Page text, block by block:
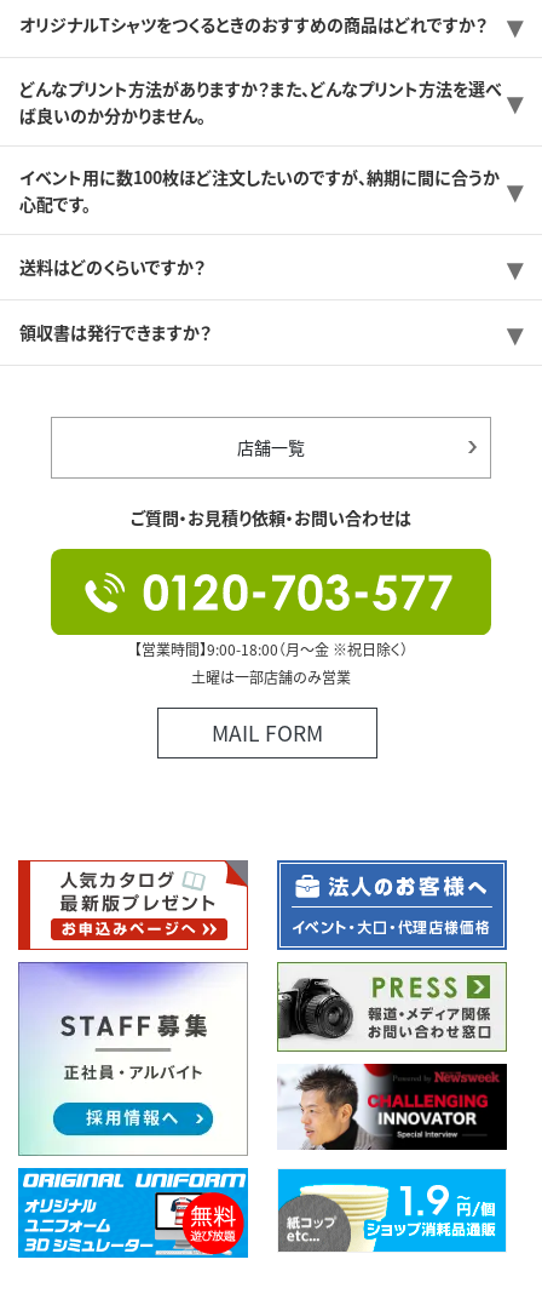
オリジナルTシャツをつくるときのおすすめの商品はどれですか？
どんなプリント方法がありますか？また、どんなプリント方法を選べ
ば良いのか分かりません。
イベント用に数100枚ほど注文したいのですが、納期に間に合うか
心配です。
送料はどのくらいですか？
領収書は発行できますか？
店舗一覧
ご質問・お見積り依頼・お問い合わせは
【営業時間】9:00-18:00（月～金 ※祝日除く）
土曜は一部店舗のみ営業
MAIL FORM